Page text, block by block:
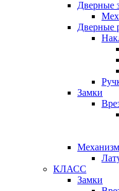
Дверные
Дверные
Замки
КЛАСС
Замки